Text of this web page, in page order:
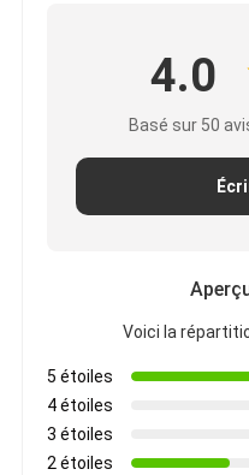
4.0
Basé sur 50
Voici la
5 étoiles
4 étoiles
3 étoiles
2 étoiles